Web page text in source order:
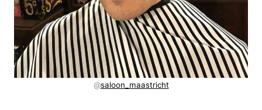
@saloon_maastricht